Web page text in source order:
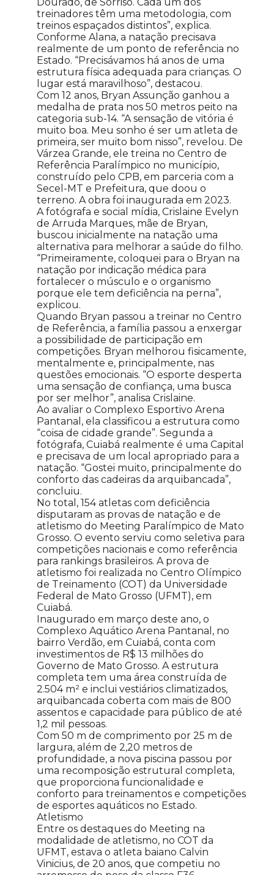
treinadores têm uma metodologia, com
treinos espaçados distintos”, explica.
Conforme Alana, a natação precisava
realmente de um ponto de referência no
Estado. “Precisávamos há anos de uma
estrutura física adequada para crianças. O
lugar está maravilhoso”, destacou.
Com 12 anos, Bryan Assunção ganhou a
medalha de prata nos 50 metros peito na
categoria sub-14. “A sensação de vitória é
muito boa. Meu sonho é ser um atleta de
primeira, ser muito bom nisso”, revelou. De
Várzea Grande, ele treina no Centro de
Referência Paralímpico no município,
construído pelo CPB, em parceria com a
Secel-MT e Prefeitura, que doou o
terreno. A obra foi inaugurada em 2023.
A fotógrafa e social mídia, Crislaine Evelyn
de Arruda Marques, mãe de Bryan,
buscou inicialmente na natação uma
alternativa para melhorar a saúde do filho.
“Primeiramente, coloquei para o Bryan na
natação por indicação médica para
fortalecer o músculo e o organismo
porque ele tem deficiência na perna”,
explicou.
Quando Bryan passou a treinar no Centro
de Referência, a família passou a enxergar
a possibilidade de participação em
competições. Bryan melhorou fisicamente,
mentalmente e, principalmente, nas
questões emocionais. “O esporte desperta
uma sensação de confiança, uma busca
por ser melhor”, analisa Crislaine.
Ao avaliar o Complexo Esportivo Arena
Pantanal, ela classificou a estrutura como
“coisa de cidade grande”. Segunda a
fotógrafa, Cuiabá realmente é uma Capital
e precisava de um local apropriado para a
natação. “Gostei muito, principalmente do
conforto das cadeiras da arquibancada”,
concluiu.
No total, 154 atletas com deficiência
disputaram as provas de natação e de
atletismo do Meeting Paralímpico de Mato
Grosso. O evento serviu como seletiva para
competições nacionais e como referência
para rankings brasileiros. A prova de
atletismo foi realizada no Centro Olímpico
de Treinamento (COT) da Universidade
Federal de Mato Grosso (UFMT), em
Cuiabá.
Inaugurado em março deste ano, o
Complexo Aquático Arena Pantanal, no
bairro Verdão, em Cuiabá, conta com
investimentos de R$ 13 milhões do
Governo de Mato Grosso. A estrutura
completa tem uma área construída de
2.504 m² e inclui vestiários climatizados,
arquibancada coberta com mais de 800
assentos e capacidade para público de até
1,2 mil pessoas.
Com 50 m de comprimento por 25 m de
largura, além de 2,20 metros de
profundidade, a nova piscina passou por
uma recomposição estrutural completa,
que proporciona funcionalidade e
conforto para treinamentos e competições
de esportes aquáticos no Estado.
Atletismo
Entre os destaques do Meeting na
modalidade de atletismo, no COT da
UFMT, estava o atleta baiano Calvin
Vinicius, de 20 anos, que competiu no